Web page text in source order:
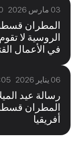
03 مارس 2026 15:40
المطران
الروسية لا
في الأعمال
06 يناير 2026 12:05
رسالة عيد
المطران
أفريقيا